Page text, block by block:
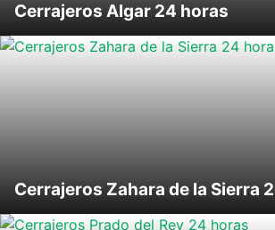
Cerrajeros Algar 24 horas
Cerrajeros Zahara de la Sierra